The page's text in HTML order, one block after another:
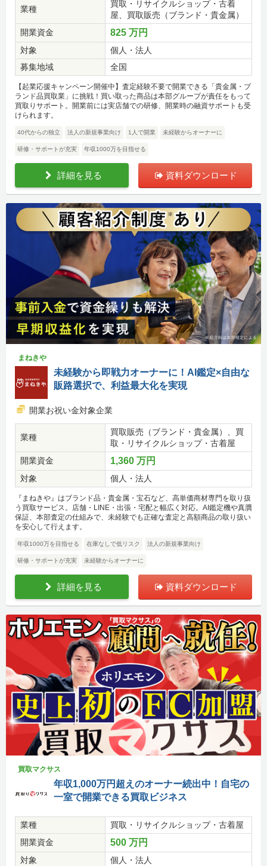
業種
買取・リサイクルショップ・古着
屋、買取販売（ブランド・貴金属）
開業資金
825 万円
対象
個人・法人
募集地域
全国
【起業応援キャンペーン開催中】査定経験不要で開業できる「貴金属・ブ
ランド品買取業」に挑戦！買い取った商品は本部グループが責任をもって
買取りサポート。開業前には実店舗での研修、開業時の融資サポートも受
けられます。
40代からの独立 法人の新規事業向け 1人で開業 未経験からオーナーに
研修・サポートが充実 年収1000万を目指せる
詳細を見る 資料ダウンロード
まねきや
未経験から即戦力オーナーに！AI鑑定×自由な
販路選択で、利益最大化を実現
開業お祝い金対象企業
業種
買取販売（ブランド・貴金属）、買
取・リサイクルショップ・古着屋
開業資金
1,360 万円
対象 個人・法人
『まねきや』はブランド品・貴金属・宝石など、高単価商材専門を取り扱
う買取サービス。店舗・LINE・出張・宅配と幅広く対応。AI鑑定機や真贋
保証、本部査定の仕組みで、未経験でも正確な査定と高額商品の取り扱い
を安心して行えます。
年収1000万を目指せる 在庫なしで低リスク 法人の新規事業向け
研修・サポートが充実 未経験からオーナーに
詳細を見る 資料ダウンロード
買取マクサス
年収1,000万円超えのオーナー続出中！自宅の
一室で開業できる買取ビジネス
業種
買取・リサイクルショップ・古着屋
開業資金
500 万円
対象 個人・法人